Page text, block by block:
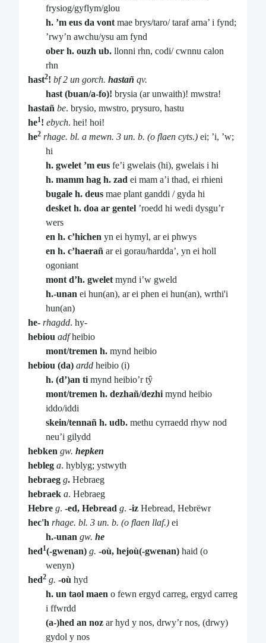
frysiog/gyflym/glou
h. ’m eus da vont mae brys/taro/ taraf arna’ i fynd;
’rwy’n awchu/ysu am fynd
ober h. ouzh ub. llonni rhn, codi/ cwnnu calon
rhn
hast2! bf 2 un gorch. hastañ qv.
hast (buan/a-fo)! brysia (ar unwaith)! mwstra!
hastañ be. brysio, mwstro, prysuro, hastu
he1! ebych. hei! hoi!
he2 rhage. bl. a mewn. 3 un. b. (o flaen cyts.) ei; ’i, ’w;
hi
h. gwelet ’m eus fe’i gwelais (hi), gwelais i hi
h. mamm hag h. zad ei mam a’i thad, ei rhieni
bugale h. deus mae plant ganddi / gyda hi
desket h. doa ar gentel ’roedd hi wedi dysgu’r
wers
en h. c’hichen yn ei hymyl, ar ei phwys
en h. c’haerañ ar ei gorau/hardda’, yn ei holl
ogoniant
mont d’h. gwelet mynd i’w gweld
h.-unan ei hun(an), ar ei phen ei hun(an), wrthi'i
hun(an)
he- rhagdd. hy-
hebiou adfheibio
mont/tremen h. mynd heibio
hebiou (da) ardd heibio (i)
h. (d’)an ti mynd heibio’r tŷ
mont/tremen h. dezhañ/dezhi mynd heibio
iddo/iddi
skein/tennañ h. udb. methu cyrraedd rhyw nod
neu’i gilydd
hebken gw. hepken
hebleg a. hyblyg; ystwyth
hebraeg g. Hebraeg
hebraek a. Hebraeg
Hebre g. -ed, Hebread g. -iz Hebread, Hebrëwr
hec'h rhage. bl. 3 un. b. (o flaen llaf.) ei
h.-unan gw. he
hed1(-gwenan) g. -où, hejoù(-gwenan) haid (o
wenyn)
hed2 g. -où hyd
h. un taol maen o fewn ergyd carreg, ergyd carreg
i ffwrdd
(a-)hed an noz ar hyd y nos, drwy’r nos, (drwy)
gydol y nos